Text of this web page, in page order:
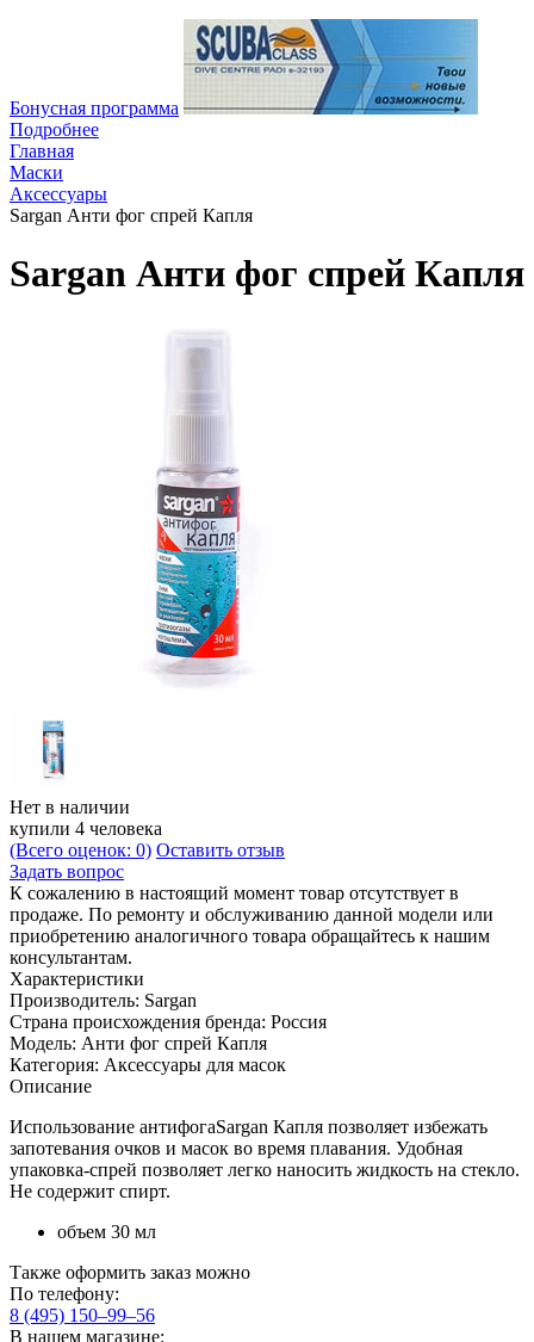
Бонусная программа
Подробнее
Главная
Маски
Аксессуары
Sargan Анти фог спрей Капля
Sargan Анти фог спрей Капля
Нет в наличии
купили 4 человека
(Всего оценок: 0) Оставить отзыв
Задать вопрос
К сожалению в настоящий момент товар отсутствует в
продаже. По ремонту и обслуживанию данной модели или
приобретению аналогичного товара обращайтесь к нашим
консультантам.
Характеристики
Производитель: Sargan
Страна происхождения бренда: Россия
Модель: Анти фог спрей Капля
Категория: Аксессуары для масок
Описание
Использование антифогаSargan Капля позволяет избежать
запотевания очков и масок во время плавания. Удобная
упаковка-спрей позволяет легко наносить жидкость на стекло.
Не содержит спирт.
объем 30 мл
Также оформить заказ можно
По телефону:
8 (495) 150–99–56
В нашем магазине: